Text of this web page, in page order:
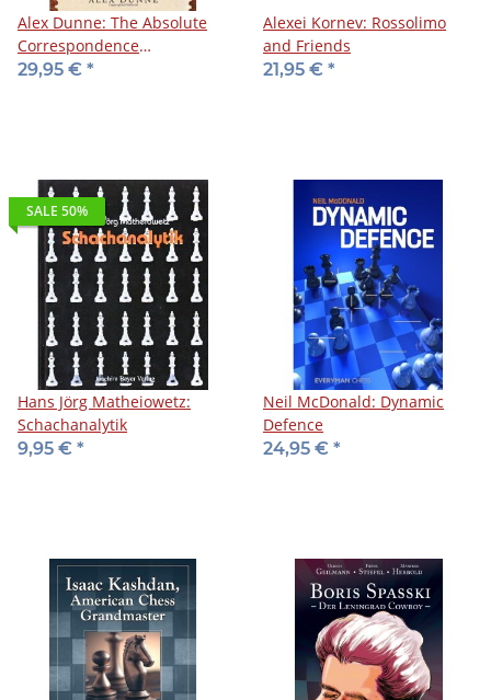
Alex Dunne: The Absolute
Correspondence
Championship of the United
29,95 € *
Alexei Kornev: Rossolimo
and Friends
21,95 € *
SALE 50%
Hans Jörg Matheiowetz:
Schachanalytik
9,95 € *
Neil McDonald: Dynamic
Defence
24,95 € *